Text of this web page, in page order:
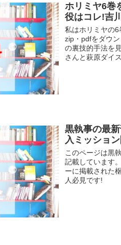
ホリミヤ6巻
役はコレ!吉
私はホリミヤの
zip・pdfをダウ
の裏技的手法を
さんと萩原ダイ
黒執事の最
入ミッション
このページは黒
記載しています
ーに掲載された
人必見です!